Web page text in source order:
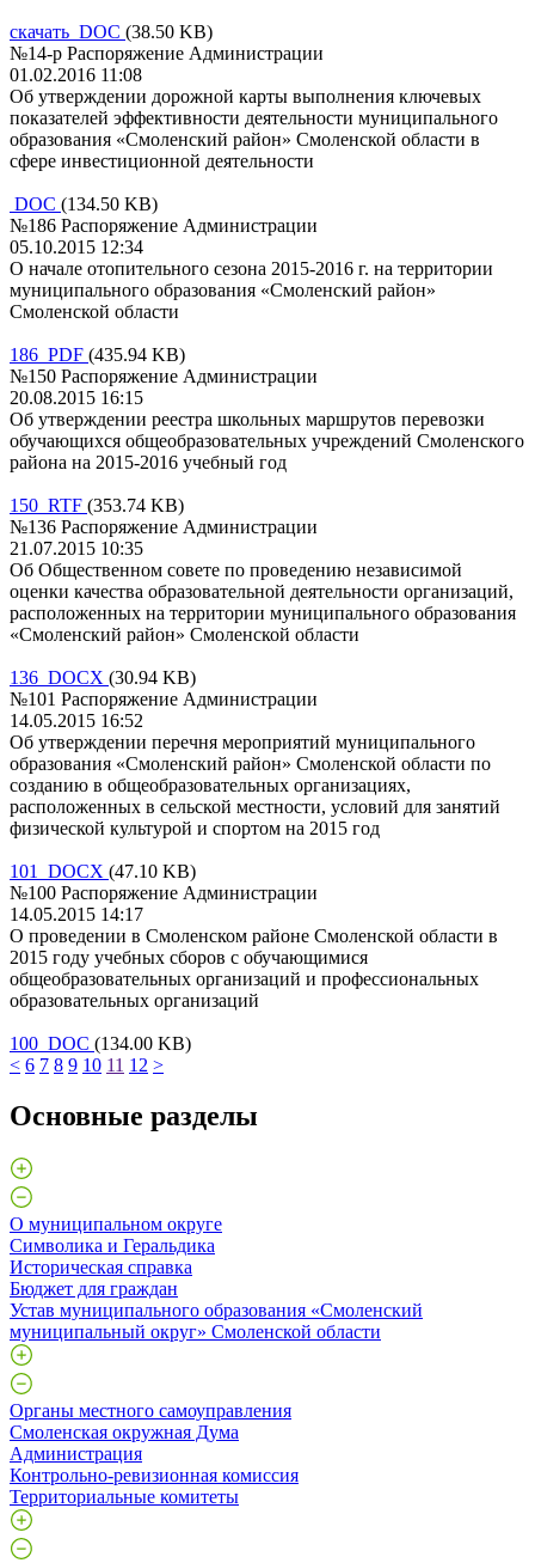
скачать DOC (38.50 KB)
№14-р Распоряжение Администрации
01.02.2016 11:08
Об утверждении дорожной карты выполнения ключевых
показателей эффективности деятельности муниципального
образования «Смоленский район» Смоленской области в
сфере инвестиционной деятельности
DOC (134.50 KB)
№186 Распоряжение Администрации
05.10.2015 12:34
О начале отопительного сезона 2015-2016 г. на территории
муниципального образования «Смоленский район»
Смоленской области
186 PDF (435.94 KB)
№150 Распоряжение Администрации
20.08.2015 16:15
Об утверждении реестра школьных маршрутов перевозки
обучающихся общеобразовательных учреждений Смоленского
района на 2015-2016 учебный год
150 RTF (353.74 KB)
№136 Распоряжение Администрации
21.07.2015 10:35
Об Общественном совете по проведению независимой
оценки качества образовательной деятельности организаций,
расположенных на территории муниципального образования
«Смоленский район» Смоленской области
136 DOCX (30.94 KB)
№101 Распоряжение Администрации
14.05.2015 16:52
Об утверждении перечня мероприятий муниципального
образования «Смоленский район» Смоленской области по
созданию в общеобразовательных организациях,
расположенных в сельской местности, условий для занятий
физической культурой и спортом на 2015 год
101 DOCX (47.10 KB)
№100 Распоряжение Администрации
14.05.2015 14:17
О проведении в Смоленском районе Смоленской области в
2015 году учебных сборов с обучающимися
общеобразовательных организаций и профессиональных
образовательных организаций
100 DOC (134.00 KB)
< 6 7 8 9 10 11 12 >
Основные разделы
О муниципальном округе
Символика и Геральдика
Историческая справка
Бюджет для граждан
Устав муниципального образования «Смоленский
муниципальный округ» Смоленской области
Органы местного самоуправления
Смоленская окружная Дума
Администрация
Контрольно-ревизионная комиссия
Территориальные комитеты